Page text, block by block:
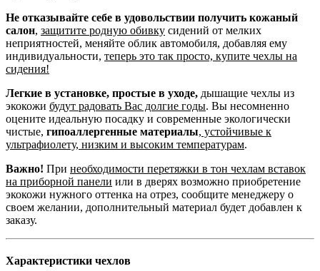
Не отказывайте себе в удовольствии получить кожаный
салон, защитите родную обивку сидений от мелких
неприятностей, меняйте облик автомобиля, добавляя ему
индивидуальности, теперь это так просто, купите чехлы на
сидения!
Легкие в установке, простые в уходе, дышащие чехлы из
экокожи будут радовать Вас долгие годы. Вы несомненно
оцените идеальную посадку и современные экологически
чистые, гипоаллергенные материалы, устойчивые к
ультрафиолету, низким и высоким температурам.
Важно! При необходимости перетяжки в тон чехлам вставок
на приборной панели или в дверях возможно приобретение
экокожи нужного оттенка на отрез, сообщите менеджеру о
своем желании, дополнительный материал будет добавлен к
заказу.
Характеристики чехлов